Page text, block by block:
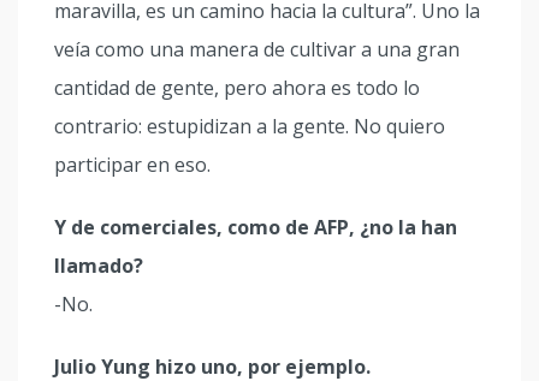
maravilla, es un camino hacia la cultura”. Uno la
veía como una manera de cultivar a una gran
cantidad de gente, pero ahora es todo lo
contrario: estupidizan a la gente. No quiero
participar en eso.
Y de comerciales, como de AFP, ¿no la han
llamado?
-No.
Julio Yung hizo uno, por ejemplo.